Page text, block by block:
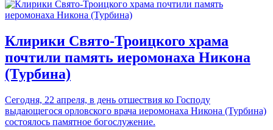
Клирики Свято-Троицкого храма
почтили память иеромонаха Никона
(Турбина)
Сегодня, 22 апреля, в день отшествия ко Господу
выдающегося орловского врача иеромонаха Никона (Турбина)
состоялось памятное богослужение.